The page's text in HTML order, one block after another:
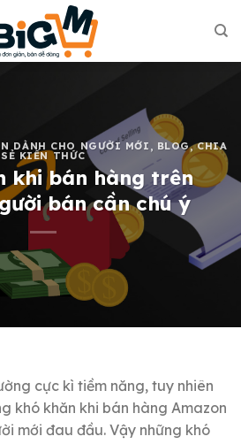
DÀNH CHO NGƯỜI MỚI BLOG,CHIA
SẺ KIẾN THỨC
khi bán hàng trên
bán cần chú ý
cực kì tiềm năng, tuy nhiên
khó khăn khi bán hàng Amazon
mới đau đầu. Vậy những khó